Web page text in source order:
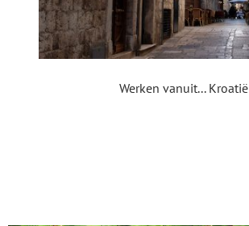
Werken vanuit... Kroatië